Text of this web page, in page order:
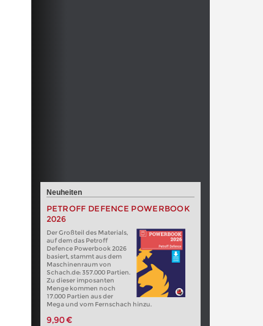
Neuheiten
PETROFF DEFENCE POWERBOOK
2026
Der Großteil des Materials,
auf dem das Petroff
Defence Powerbook 2026
basiert, stammt aus dem
Maschinenraum von
Schach.de: 357.000 Partien.
Zu dieser imposanten
Menge kommen noch
17.000 Partien aus der
Mega und vom Fernschach hinzu.
9,90 €